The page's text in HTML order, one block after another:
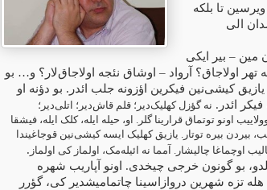
تا بلکه
الی
مین – بیر ایکی
تهر اولاجاق؟ آرواد – اوشاق نئجه اولاجاق‌لار؟ و… بو
کیشی‌نین فیکرین اؤزونه جلب ائدر. بو دؤنه او
فیکر ائدر. نه گؤزل کهلیک‌دیر؛ قلم قاش‌دیر؛ اتلی‌دیر؛
اونو توتماق قرارینا گلر. او، حیله ایله، کلک ایله، فیشقا
بیردن بیره توتار. یازیق کهلیک ایسه کیشی‌نین قوجاغیندا
اوچماغا چالیشار. آمما نه ائیله‌مک، اولماز کی اولماز .
بو گونون خرجی چیخدی. اونو آپاریب شهره
تزه شهرین دروازاسینا چاتمامیشدیر کی، گؤرر